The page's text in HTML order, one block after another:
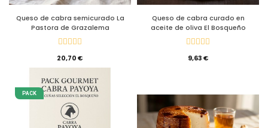
Queso de cabra semicurado La
Pastora de Grazalema
20,70 €
Queso de cabra curado en
aceite de oliva El Bosqueño
9,63 €
PACK